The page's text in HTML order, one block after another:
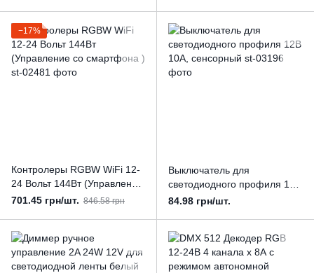
−17%
Контролеры RGBW WiFi 12-
24 Вольт 144Вт (Управление
со смартфона )
701.45 грн/шт. 846.58 грн
Выключатель для
светодиодного профиля 12В
10А, сенсорный
84.98 грн/шт.